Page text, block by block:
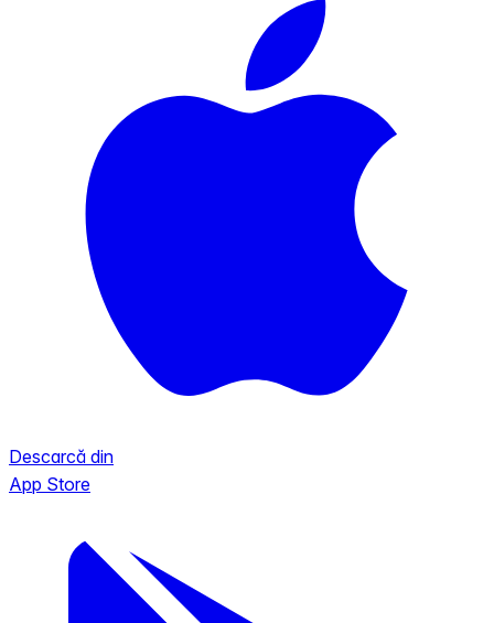
Descarcă din
App Store